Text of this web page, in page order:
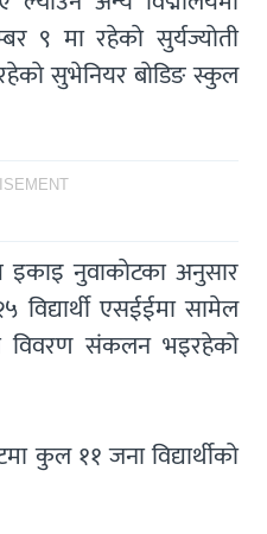
९ मा रहेकाे सुर्यज्याेती
सुभेनियर बाेडिङ स्कुल
इकाइ नुवाकाेटका अनुसार
एसईईमा सामेल
विवरण संकलन भइरहेको
कुल ११ जना विद्यार्थीको